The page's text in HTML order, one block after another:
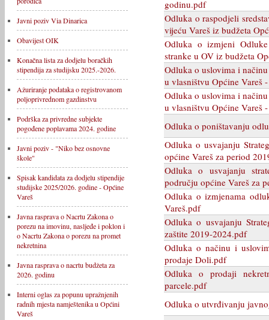
Javni poziv Via Dinarica
Obavijest OIK
Konačna lista za dodjelu boračkih
stipendija za studijsku 2025.-2026.
Ažuriranje podataka o registrovanom
poljoprivrednom gazdinstvu
Podrška za privredne subjekte
pogođene poplavama 2024. godine
Javni poziv - "Niko bez osnovne
škole"
Spisak kandidata za dodjelu stipendije
studijske 2025/2026. godine - Općine
Vareš
Javna rasprava o Nacrtu Zakona o
porezu na imovinu, nasljeđe i poklon i
o Nacrtu Zakona o porezu na promet
nekretnina
Javna rasprava o nacrtu budžeta za
2026. godinu
Interni oglas za popunu upražnjenih
radnih mjesta namještenika u Općini
Vareš
godinu.pdf
Odluka o raspodjeli
vijeću Vareš iz budžeta
Odluka o izmjeni
stranke u OV iz budžeta
Odluka o uslovima i
u vlasništvu Općine Vareš
Odluka o uslovima i
u vlasništvu Općine Vareš
Odluka o poništavanju
Odluka o usvajanju
općine Vareš za period
Odluka o usvajanju
području općine Vareš za
Odluka o izmjenama
Vareš.pdf
Odluka o usvajanju
zaštite 2019-2024.pdf
Odluka o načinu i
prodaje Doli.pdf
Odluka o prodaji
parcele.pdf
Odluka o utvrđivanju